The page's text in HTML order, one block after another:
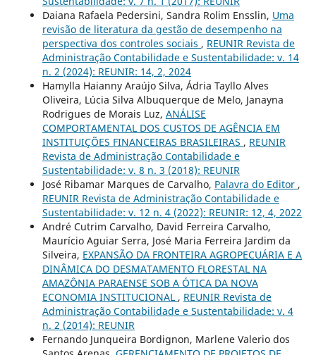
Daiana Rafaela Pedersini, Sandra Rolim Ensslin, Uma
revisão de literatura da gestão de desempenho na
perspectiva dos controles sociais , REUNIR Revista de
Administração Contabilidade e Sustentabilidade: v. 14
n. 2 (2024): REUNIR: 14, 2, 2024
Hamylla Haianny Araújo Silva, Ádria Tayllo Alves
Oliveira, Lúcia Silva Albuquerque de Melo, Janayna
Rodrigues de Morais Luz, ANÁLISE
COMPORTAMENTAL DOS CUSTOS DE AGÊNCIA EM
INSTITUIÇÕES FINANCEIRAS BRASILEIRAS , REUNIR
Revista de Administração Contabilidade e
Sustentabilidade: v. 8 n. 3 (2018): REUNIR
José Ribamar Marques de Carvalho, Palavra do Editor ,
REUNIR Revista de Administração Contabilidade e
Sustentabilidade: v. 12 n. 4 (2022): REUNIR: 12, 4, 2022
André Cutrim Carvalho, David Ferreira Carvalho,
Maurício Aguiar Serra, José Maria Ferreira Jardim da
Silveira, EXPANSÃO DA FRONTEIRA AGROPECUÁRIA E A
DINÂMICA DO DESMATAMENTO FLORESTAL NA
AMAZÔNIA PARAENSE SOB A ÓTICA DA NOVA
ECONOMIA INSTITUCIONAL , REUNIR Revista de
Administração Contabilidade e Sustentabilidade: v. 4
n. 2 (2014): REUNIR
Fernando Junqueira Bordignon, Marlene Valerio dos